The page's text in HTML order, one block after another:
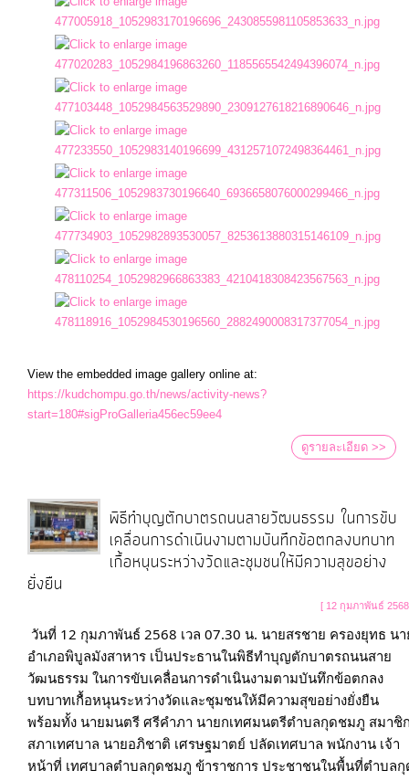
View the embedded image gallery online at:
https://kudchompu.go.th/news/activity-news?
start=180#sigProGalleria456ec59ee4
ดูรายละเอียด >>
พิธีทำบุญตักบาตรถนนสายวัฒนธรรม ในการขับ
เคลื่อนการดำเนินงามตามบันทึกข้อตกลงบทบาท
เกื้อหนุนระหว่างวัดและชุมชนให้มีความสุขอย่าง
ยั่งยืน
[ 12 กุมภาพันธ์
วันที่ 12 กุมภาพันธ์ 2568 เวล 07.30 น. นายสรชาย ครองยุทธ น
อำเภอพิบูลมังสาหาร เป็นประธานในพิธีทำบุญตักบาตรถนนสาย
วัฒนธรรม ในการขับเคลื่อนการดำเนินงามตามบันทึกข้อตกลง
บทบาทเกื้อหนุนระหว่างวัดและชุมชนให้มีความสุขอย่างยั่งยืน
พร้อมทั้ง นายมนตรี ศรีคำภา นายกเทศมนตรีตำบลกุดชมภู สมาชิ
สภาเทศบาล นายอภิชาติ เศรษฐมาตย์ ปลัดเทศบาล พนักงาน เจ้า
หน้าที่ เทศบาลตำบลกุดชมภู ข้าราชการ ประชาชนในพื้นที่ตำบล